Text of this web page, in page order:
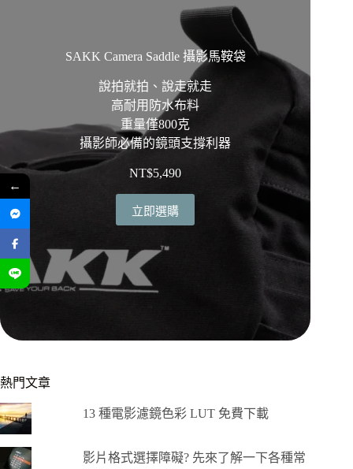
SAKK Camera Saddle 攝影馬鞍袋
說拍就拍、說走就走
高耐用防水布料
重量僅800克
攝影師必備的鏡頭支撐利器
NT$5,490
立即選購
熱門文章
13 種電影濾鏡色彩 LUT 免費下載
影片格式選擇障礙? 先來了解一下各種常
←